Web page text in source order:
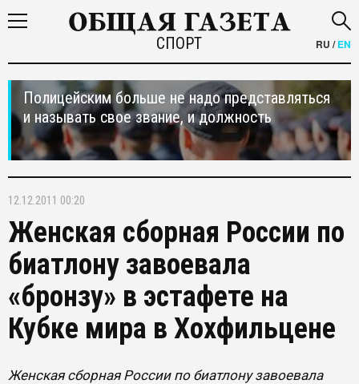
СПОРТ RU /EN
Полицейским больше не надо представляться
и называть свое звание, и должность
12.12.2011 00:20
Женская сборная России по
биатлону завоевала
«бронзу» в эстафете на
Кубке мира в Хохфильцене
Женская сборная России по биатлону завоевала